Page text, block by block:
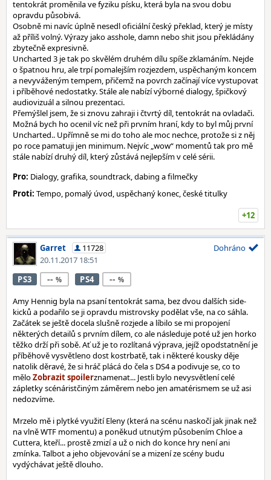
tentokrát proměnila ve fyziku písku, která byla na svou dobu
opravdu působivá.
Osobně mi navíc úplně nesedl oficiální český překlad, který je místy
až příliš volný. Výrazy jako asshole, damn nebo shit jsou překládány
zbytečně expresivně.
Uncharted 3 je tak po skvělém druhém dílu spíše zklamáním. Nejde
o špatnou hru, ale trpí pomalejším rozjezdem, uspěchaným koncem
a nevyváženým tempem, přičemž na povrch začínají více vystupovat
i příběhové nedostatky. Stále ale nabízí výborné dialogy, špičkový
audiovizuál a silnou prezentaci.
Přemýšlel jsem, že si znovu zahraji i čtvrtý díl, tentokrát na ovladači.
Možná bych ho ocenil víc než při prvním hraní, kdy to byl můj první
Uncharted.. Upřímně se mi do toho ale moc nechce, protože si z něj
po roce pamatuji jen minimum. Nejvíc „wow“ momentů tak pro mě
stále nabízí druhý díl, který zůstává nejlepším v celé sérii.
Pro: Dialogy, grafika, soundtrack, dabing a filmečky
Proti: Tempo, pomalý úvod, uspěchaný konec, české titulky
+12
Garret
11728
20.11.2017 18:51
Dohráno
PS3 -- PS4 --
Amy Hennig byla na psaní tentokrát sama, bez dvou dalších side-
kicků a podařilo se ji opravdu mistrovsky podělat vše, na co sáhla.
Začátek se ještě docela slušně rozjede a líbilo se mi propojení
některých detailů s prvním dílem, co ale následuje poté už jen horko
těžko drží při sobě. Ať už je to rozlítaná výprava, jejíž opodstatnění je
příběhově vysvětleno dost kostrbatě, tak i některé kousky děje
natolik děravé, že si hráč plácá do čela s DS4 a podivuje se, co to
mělo
znamenat... Jestli bylo nevysvětlení celé
zápletky scénáristčiným záměrem nebo jen amatérismem se už asi
nedozvíme.
Mrzelo mě i plytké využití Eleny (která na scénu naskočí jak jinak než
na vlně WTF momentu) a poněkud utnutým působením Chloe a
Cuttera, kteří... prostě zmizí a už o nich do konce hry není ani
zmínka. Talbot a jeho objevování se a mizení ze scény budu
vydýchávat ještě dlouho.